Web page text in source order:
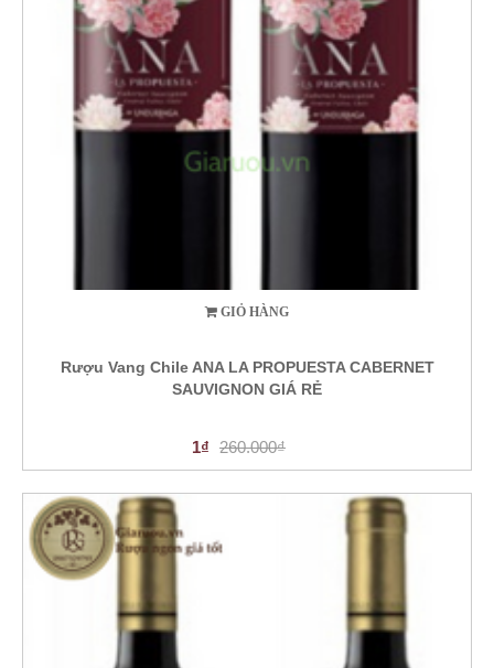
GIỎ HÀNG
Rượu Vang Chile ANA LA PROPUESTA CABERNET
SAUVIGNON GIÁ RẺ
1₫ 260.000₫